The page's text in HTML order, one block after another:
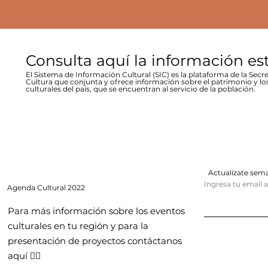
Consulta aquí la información
El Sistema de Información Cultural (SIC) es la plataforma de la
Cultura que conjunta y ofrece información sobre el patrimonio y
culturales del país, que se encuentran al servicio de la población.
Agenda Cultural 2022
Para más información sobre los eventos
culturales en tu región y para la
presentación de proyectos contáctanos
aquí 👇🏻
Actualízate
Ingresa tu email